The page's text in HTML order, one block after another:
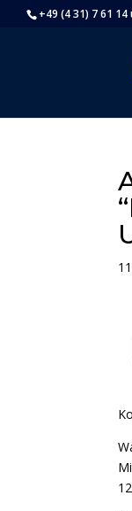
+49 (4 31) 7 61 14